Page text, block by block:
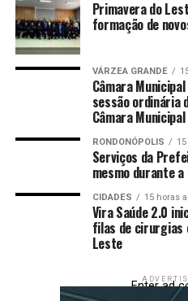
anos, foragido da Justiça
familiar contra a mulher, foi
na região do Centro
identificado pelas câmeras
automática de placas
conduzida pelo suspeito e,
de segurança pública, foi
expedido pela 2ª Vara
Doméstica e Familiar
abordagem foi realizada
Polícia Militar.
Em ambos os casos, os
disposição da Justiça.
Primavera do
formação de
VÁRZEA GRANDE
Câmara
sessão
Câmara Municipal
RONDONÓPOLIS
Serviços da
mesmo durante a
CIDADES 15 horas
Vira Saúde 2.0
filas de cirurgias
Leste
Enter ad